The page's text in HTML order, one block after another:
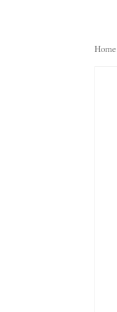
Home